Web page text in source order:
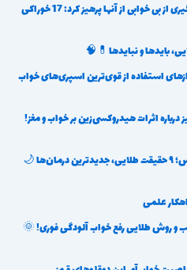
غذاهایی که باید قبل از خواب برای جلوگیری از بی خوابی از آنها پرهیز کرد: 17 خوراکی
استفاده از قوی‌ترین اسپری‌های خواب
اثرات هیدروکسی‌زین بر خواب و مغز!
بی خوابی در بیماران مبتلا به پسوریازیس؛ ۹ حقیقت طلایی، جدیدترین درمان‌ها 🌙
11 واقعیت عجیب و روش طلایی رفع خواب آلودگی فوری! 🌞